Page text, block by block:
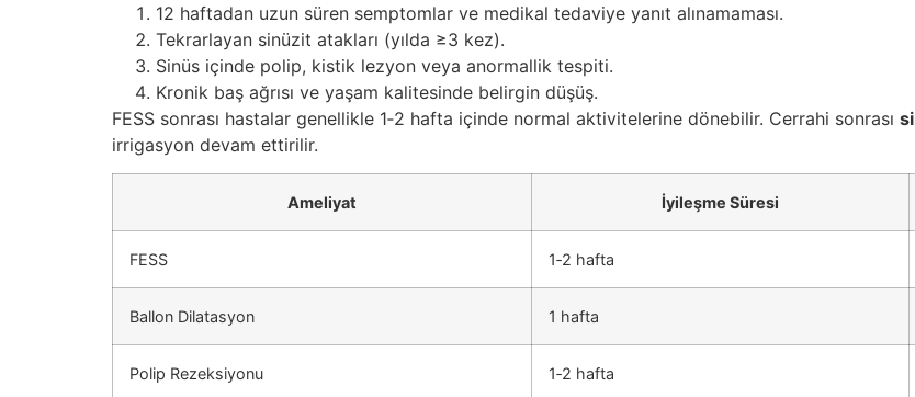
12 haftadan uzun süren semptomlar ve medikal tedaviye yanıt alınamaması.
Tekrarlayan sinüzit atakları (yılda ≥3 kez).
Sinüs içinde polip, kistik lezyon veya anormallik tespiti.
Kronik baş ağrısı ve yaşam kalitesinde belirgin düşüş.
FESS sonrası hastalar genellikle 1‑2 hafta içinde normal aktivitelerine dönebilir. Cerrahi sonrası
irrigasyon devam ettirilir.
Ameliyat İyileşme Süresi
FESS 1‑2 hafta
Ballon Dilatasyon 1 hafta
Polip Rezeksiyonu 1‑2 hafta